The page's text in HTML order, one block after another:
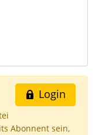
Login
Abonnent sein,